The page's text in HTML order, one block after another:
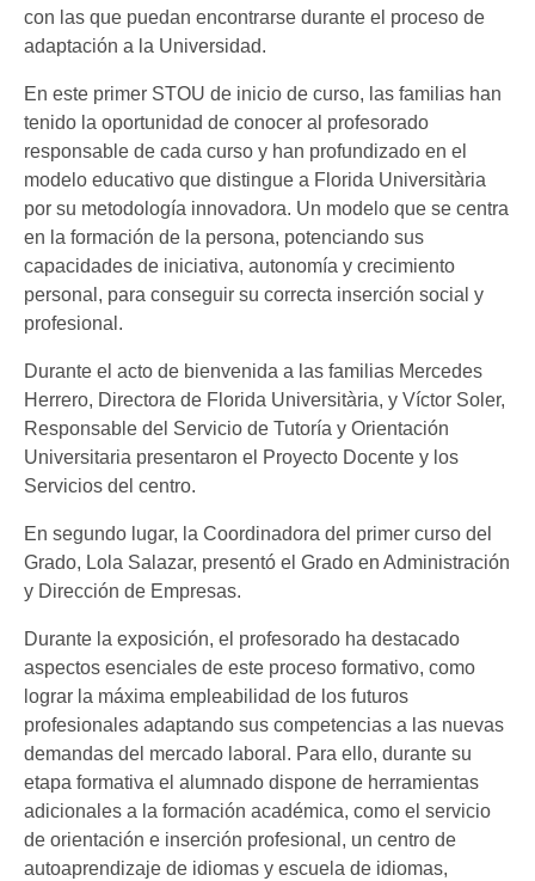
con las que puedan encontrarse durante el proceso de
adaptación a la Universidad.
En este primer STOU de inicio de curso, las familias han
tenido la oportunidad de conocer al profesorado
responsable de cada curso y han profundizado en el
modelo educativo que distingue a Florida Universitària
por su metodología innovadora. Un modelo que se centra
en la formación de la persona, potenciando sus
capacidades de iniciativa, autonomía y crecimiento
personal, para conseguir su correcta inserción social y
profesional.
Durante el acto de bienvenida a las familias Mercedes
Herrero, Directora de Florida Universitària, y Víctor Soler,
Responsable del Servicio de Tutoría y Orientación
Universitaria presentaron el Proyecto Docente y los
Servicios del centro.
En segundo lugar, la Coordinadora del primer curso del
Grado, Lola Salazar, presentó el Grado en Administración
y Dirección de Empresas.
Durante la exposición, el profesorado ha destacado
aspectos esenciales de este proceso formativo, como
lograr la máxima empleabilidad de los futuros
profesionales adaptando sus competencias a las nuevas
demandas del mercado laboral. Para ello, durante su
etapa formativa el alumnado dispone de herramientas
adicionales a la formación académica, como el servicio
de orientación e inserción profesional, un centro de
autoaprendizaje de idiomas y escuela de idiomas,